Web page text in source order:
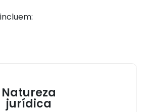
Natureza
jurídica